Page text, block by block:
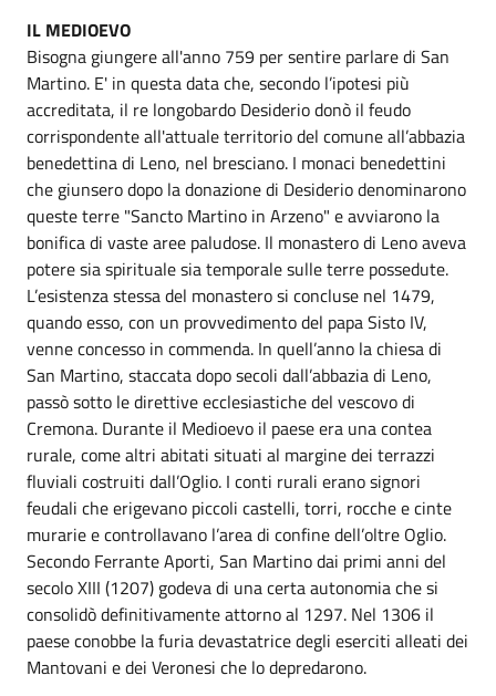
IL MEDIOEVO
Bisogna giungere all'anno 759 per sentire parlare di San
Martino. E' in questa data che, secondo l’ipotesi più
accreditata, il re longobardo Desiderio donò il feudo
corrispondente all'attuale territorio del comune all’abbazia
benedettina di Leno, nel bresciano. I monaci benedettini
che giunsero dopo la donazione di Desiderio denominarono
queste terre "Sancto Martino in Arzeno" e avviarono la
bonifica di vaste aree paludose. Il monastero di Leno aveva
potere sia spirituale sia temporale sulle terre possedute.
L’esistenza stessa del monastero si concluse nel 1479,
quando esso, con un provvedimento del papa Sisto IV,
venne concesso in commenda. In quell’anno la chiesa di
San Martino, staccata dopo secoli dall’abbazia di Leno,
passò sotto le direttive ecclesiastiche del vescovo di
Cremona. Durante il Medioevo il paese era una contea
rurale, come altri abitati situati al margine dei terrazzi
fluviali costruiti dall’Oglio. I conti rurali erano signori
feudali che erigevano piccoli castelli, torri, rocche e cinte
murarie e controllavano l’area di confine dell’oltre Oglio.
Secondo Ferrante Aporti, San Martino dai primi anni del
secolo XIII (1207) godeva di una certa autonomia che si
consolidò definitivamente attorno al 1297. Nel 1306 il
paese conobbe la furia devastatrice degli eserciti alleati dei
Mantovani e dei Veronesi che lo depredarono.